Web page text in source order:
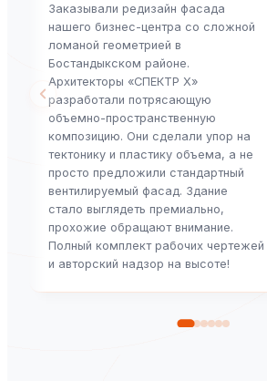
Заказывали редизайн фасада
нашего бизнес-центра со сложной
ломаной геометрией в
Бостандыкском районе.
Архитекторы «СПЕКТР X»
разработали потрясающую
объемно-пространственную
композицию. Они сделали упор на
тектонику и пластику объема, а не
просто предложили стандартный
вентилируемый фасад. Здание
стало выглядеть премиально,
прохожие обращают внимание.
Полный комплект рабочих чертежей
и авторский надзор на высоте!